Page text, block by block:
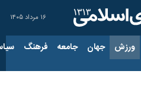
۱۶ مرداد ۱۴۰۵
ورزش جهان جامعه فرهنگ